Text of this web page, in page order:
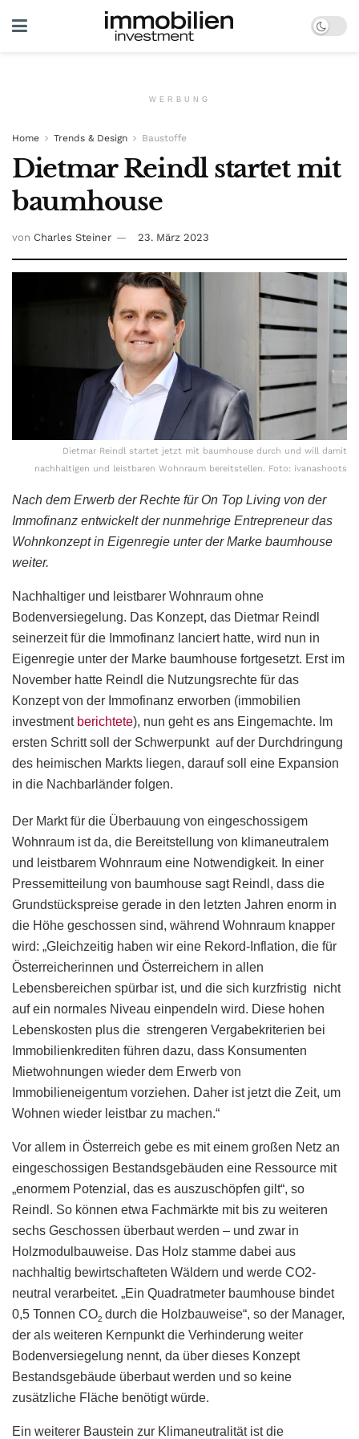
WERBUNG
Home Trends & Design Baustoffe
Dietmar Reindl startet mit
baumhouse
von Charles Steiner 23. März 2023
Dietmar Reindl startet jetzt mit baumhouse durch und will damit
nachhaltigen und leistbaren Wohnraum bereitstellen. Foto: ivanashoots
Nach dem Erwerb der Rechte für On Top Living von der
Immofinanz entwickelt der nunmehrige Entrepreneur das
Wohnkonzept in Eigenregie unter der Marke baumhouse
weiter.
Nachhaltiger und leistbarer Wohnraum ohne
Bodenversiegelung. Das Konzept, das Dietmar Reindl
seinerzeit für die Immofinanz lanciert hatte, wird nun in
Eigenregie unter der Marke baumhouse fortgesetzt. Erst im
November hatte Reindl die Nutzungsrechte für das
Konzept von der Immofinanz erworben (immobilien
investment berichtete), nun geht es ans Eingemachte. Im
ersten Schritt soll der Schwerpunkt auf der Durchdringung
des heimischen Markts liegen, darauf soll eine Expansion
in die Nachbarländer folgen.
Der Markt für die Überbauung von eingeschossigem
Wohnraum ist da, die Bereitstellung von klimaneutralem
und leistbarem Wohnraum eine Notwendigkeit. In einer
Pressemitteilung von baumhouse sagt Reindl, dass die
Grundstückspreise gerade in den letzten Jahren enorm in
die Höhe geschossen sind, während Wohnraum knapper
wird: „Gleichzeitig haben wir eine Rekord-Inflation, die für
Österreicherinnen und Österreichern in allen
Lebensbereichen spürbar ist, und die sich kurzfristig nicht
auf ein normales Niveau einpendeln wird. Diese hohen
Lebenskosten plus die strengeren Vergabekriterien bei
Immobilienkrediten führen dazu, dass Konsumenten
Mietwohnungen wieder dem Erwerb von
Immobilieneigentum vorziehen. Daher ist jetzt die Zeit, um
Wohnen wieder leistbar zu machen.“
Vor allem in Österreich gebe es mit einem großen Netz an
eingeschossigen Bestandsgebäuden eine Ressource mit
„enormem Potenzial, das es auszuschöpfen gilt“, so
Reindl. So können etwa Fachmärkte mit bis zu weiteren
sechs Geschossen überbaut werden – und zwar in
Holzmodulbauweise. Das Holz stamme dabei aus
nachhaltig bewirtschafteten Wäldern und werde CO2-
neutral verarbeitet. „Ein Quadratmeter baumhouse bindet
0,5 Tonnen CO2 durch die Holzbauweise“, so der Manager,
der als weiteren Kernpunkt die Verhinderung weiter
Bodenversiegelung nennt, da über dieses Konzept
Bestandsgebäude überbaut werden und so keine
zusätzliche Fläche benötigt würde.
Ein weiterer Baustein zur Klimaneutralität ist die